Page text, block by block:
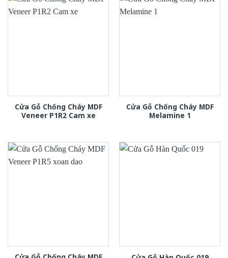
Cửa Gỗ Chống Cháy MDF
Veneer P1R2 Cam xe
Cửa Gỗ Chống Cháy MDF
Melamine 1